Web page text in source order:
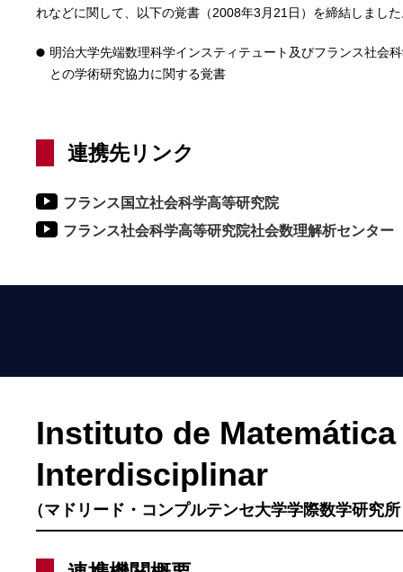
れなどに関して、以下の覚書（2008年3月21日）を締結しまし
明治大学先端数理科学インスティテュート及びフランス社会
との学術研究協力に関する覚書
連携先リンク
フランス国立社会科学高等研究院
フランス社会科学高等研究院社会数理解析センター
Instituto de Matemática
Interdisciplinar
（マドリード・コンプルテンセ大学学際数学研究